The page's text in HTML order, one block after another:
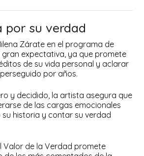
por su verdad
Zárate en el programa de
expectativa, ya que promete
de su vida personal y aclarar
por años.
y decidido, la artista asegura que
de las cargas emocionales
historia y contar su verdad
Valor de la Verdad promete